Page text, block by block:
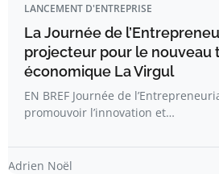
LANCEMENT D'ENTREPRISE
La Journée de
projecteur pour le nouveau
économique La Virgul
EN BREF Journée de
promouvoir l’innovation et…
Adrien Noël